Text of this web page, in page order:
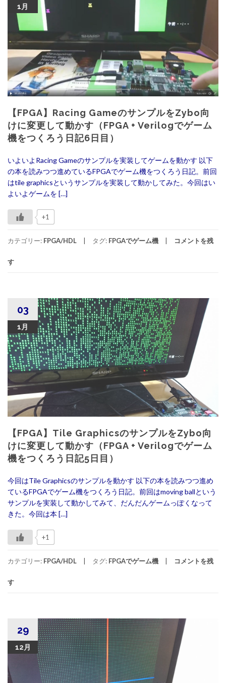
1月
【FPGA】Racing GameのサンプルをZybo向
けに変更して動かす（FPGA + Verilogでゲーム
機をつくろう日記6日目）
いよいよRacing Gameのサンプルを実装してゲームを動かす 以下
の本を読みつつ進めているFPGAでゲーム機をつくろう日記。前回
はtile graphicsというサンプルを実装して動かしてみた。今回はい
よいよゲームを […]
+1
カテゴリー: FPGA/HDL タグ: FPGAでゲーム機 コメントを残
す
03
1月
【FPGA】Tile GraphicsのサンプルをZybo向
けに変更して動かす（FPGA + Verilogでゲーム
機をつくろう日記5日目）
今回はTile Graphicsのサンプルを動かす 以下の本を読みつつ進め
ているFPGAでゲーム機をつくろう日記。前回はmoving ballという
サンプルを実装して動かしてみて、だんだんゲームっぽくなって
きた。今回は本 […]
+1
カテゴリー: FPGA/HDL タグ: FPGAでゲーム機 コメントを残
す
29
12月